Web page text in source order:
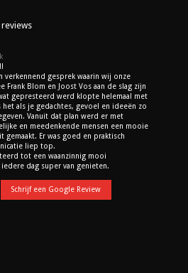
reviews
verkennend gesprek waarin wij onze
Frank Blom en Joost Vos aan de slag zijn
gepresteerd werd klopte helemaal met
als je gedachtes, gevoel en ideeën zo
Vanuit dat plan werd er met
en meedenkende mensen een mooie
gemaakt. Er was goed en praktisch
liep top.
tot een waanzinnig mooi
dag super van genieten.
Schrijf een Google Review